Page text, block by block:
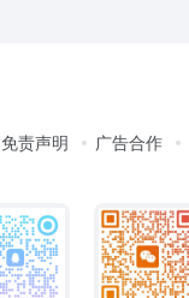
免责声明 广告合作